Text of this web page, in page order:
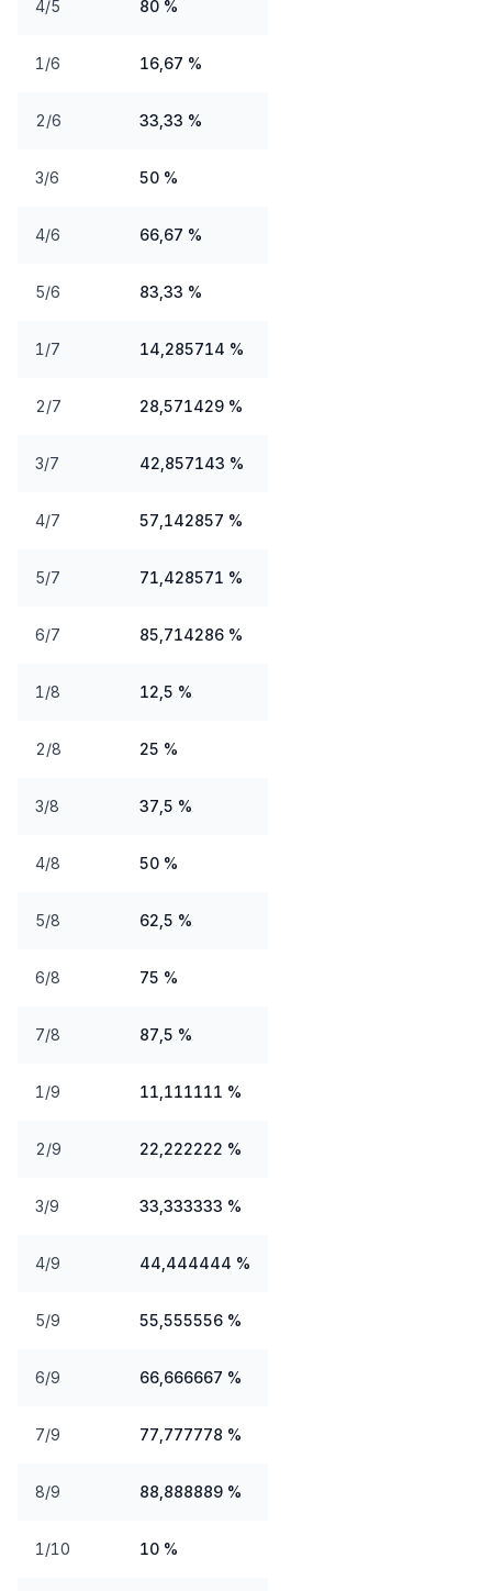
4/5 80 %
1/6 16,67 %
2/6 33,33 %
3/6 50 %
4/6 66,67 %
5/6 83,33 %
1/7 14,285714 %
2/7 28,571429 %
3/7 42,857143 %
4/7 57,142857 %
5/7 71,428571 %
6/7 85,714286 %
1/8 12,5 %
2/8 25 %
3/8 37,5 %
4/8 50 %
5/8 62,5 %
6/8 75 %
7/8 87,5 %
1/9 11,111111 %
2/9 22,222222 %
3/9 33,333333 %
4/9 44,444444 %
5/9 55,555556 %
6/9 66,666667 %
7/9 77,777778 %
8/9 88,888889 %
1/10 10 %